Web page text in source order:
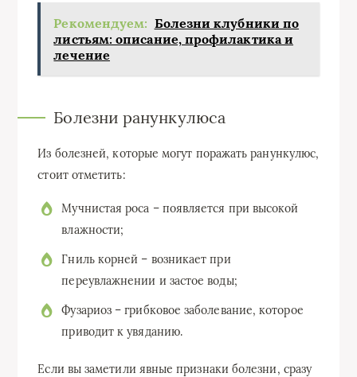
Рекомендуем: Болезни клубники по
листьям: описание, профилактика и
лечение
Болезни ранункулюса
Из болезней, которые могут поражать ранункулюс,
стоит отметить:
Мучнистая роса – появляется при высокой
влажности;
Гниль корней – возникает при
переувлажнении и застое воды;
Фузариоз – грибковое заболевание, которое
приводит к увяданию.
Если вы заметили явные признаки болезни, сразу